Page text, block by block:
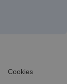
Cookies